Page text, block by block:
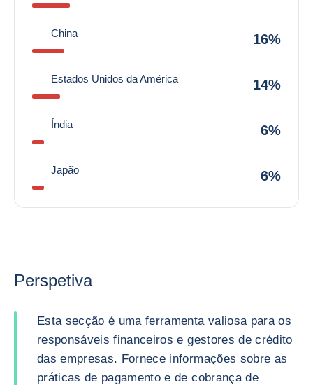
China 16%
Estados Unidos da América 14%
Índia 6%
Japão 6%
Perspetiva
Esta secção é uma ferramenta valiosa para os
responsáveis financeiros e gestores de crédito
das empresas. Fornece informações sobre as
práticas de pagamento e de cobrança de